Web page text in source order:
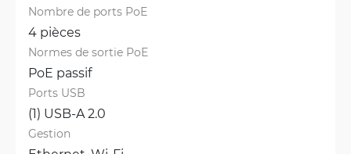
Nombre de ports PoE
4 pièces
Normes de sortie PoE
PoE passif
Ports USB
(1) USB-A 2.0
Gestion